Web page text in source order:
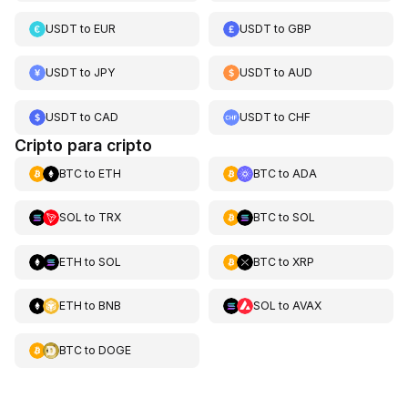
USDT to EUR USDT toGBP
USDT to JPY USDT toAUD
USDT to CAD USDT toCHF
Cripto para cripto
BTCto ETH BTCto ADA
SOL to TRX BTCto SOL
ETH to SOL BTCto XRP
ETH to BNB SOL to AVAX
BTCto DOGE